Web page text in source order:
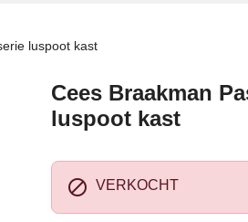
luspoot kast
Cees Braakman
luspoot kast
 VERKOCHT